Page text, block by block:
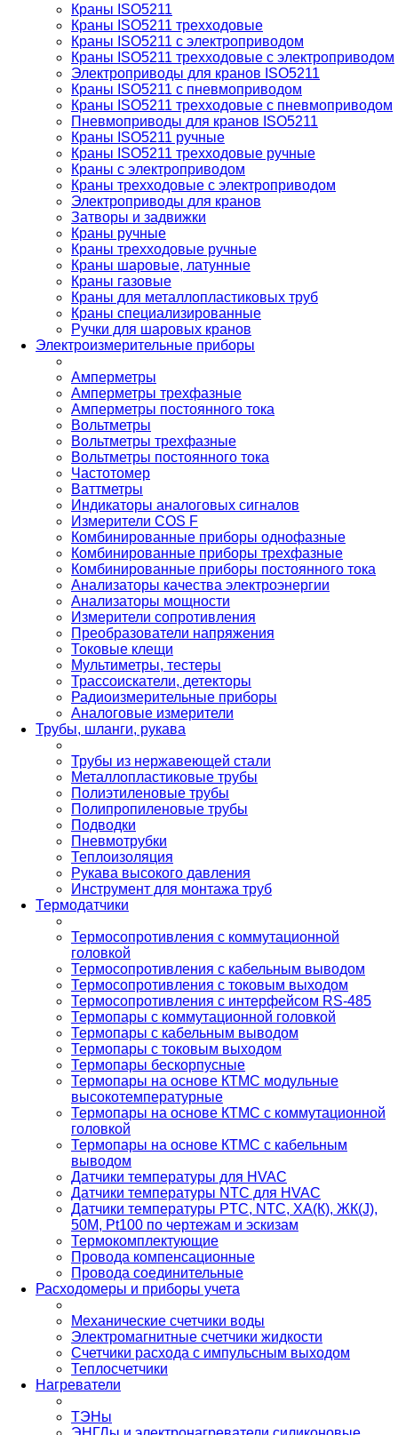
Краны ISO5211
Краны ISO5211 трехходовые
Краны ISO5211 с электроприводом
Краны ISO5211 трехходовые с электроприводом
Электроприводы для кранов ISO5211
Краны ISO5211 с пневмоприводом
Краны ISO5211 трехходовые с пневмоприводом
Пневмоприводы для кранов ISO5211
Краны ISO5211 ручные
Краны ISO5211 трехходовые ручные
Краны с электроприводом
Краны трехходовые с электроприводом
Электроприводы для кранов
Затворы и задвижки
Краны ручные
Краны трехходовые ручные
Краны шаровые, латунные
Краны газовые
Краны для металлопластиковых труб
Краны специализированные
Ручки для шаровых кранов
Электроизмерительные приборы
Амперметры
Амперметры трехфазные
Амперметры постоянного тока
Вольтметры
Вольтметры трехфазные
Вольтметры постоянного тока
Частотомер
Ваттметры
Индикаторы аналоговых сигналов
Измерители COS F
Комбинированные приборы однофазные
Комбинированные приборы трехфазные
Комбинированные приборы постоянного тока
Анализаторы качества электроэнергии
Анализаторы мощности
Измерители сопротивления
Преобразователи напряжения
Токовые клещи
Мультиметры, тестеры
Трассоискатели, детекторы
Радиоизмерительные приборы
Аналоговые измерители
Трубы, шланги, рукава
Трубы из нержавеющей стали
Металлопластиковые трубы
Полиэтиленовые трубы
Полипропиленовые трубы
Подводки
Пневмотрубки
Теплоизоляция
Рукава высокого давления
Инструмент для монтажа труб
Термодатчики
Термосопротивления с коммутационной
головкой
Термосопротивления с кабельным выводом
Термосопротивления с токовым выходом
Термосопротивления с интерфейсом RS-485
Термопары с коммутационной головкой
Термопары с кабельным выводом
Термопары с токовым выходом
Термопары бескорпусные
Термопары на основе КТМС модульные
высокотемпературные
Термопары на основе КТМС с коммутационной
головкой
Термопары на основе КТМС с кабельным
выводом
Датчики температуры для HVAC
Датчики температуры NTC для HVAC
Датчики температуры PTС, NTC, ХА(К), ЖК(J),
50М, Pt100 по чертежам и эскизам
Термокомплектующие
Провода компенсационные
Провода соединительные
Расходомеры и приборы учета
Механические счетчики воды
Электромагнитные счетчики жидкости
Счетчики расхода с импульсным выходом
Теплосчетчики
Нагреватели
ТЭНы